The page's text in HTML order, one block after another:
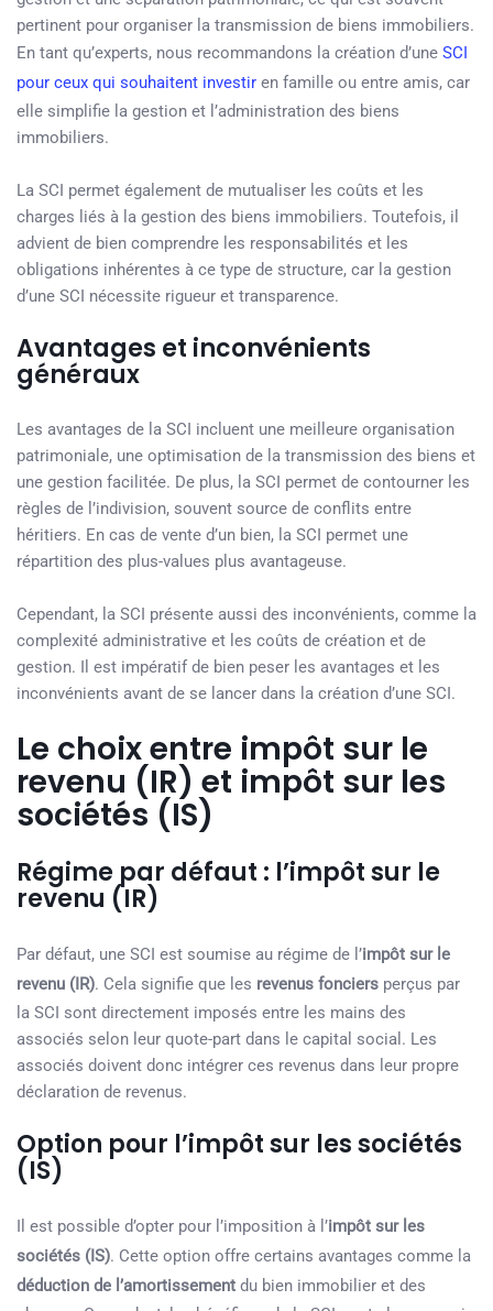
pertinent pour organiser la transmission de biens immobiliers.
En tant qu’experts, nous recommandons la création d’une SCI
pour ceux qui souhaitent investir en famille ou entre amis, car
elle simplifie la gestion et l’administration des biens
immobiliers.
La SCI permet également de mutualiser les coûts et les
charges liés à la gestion des biens immobiliers. Toutefois, il
advient de bien comprendre les responsabilités et les
obligations inhérentes à ce type de structure, car la gestion
d’une SCI nécessite rigueur et transparence.
Avantages et inconvénients
généraux
Les avantages de la SCI incluent une meilleure organisation
patrimoniale, une optimisation de la transmission des biens et
une gestion facilitée. De plus, la SCI permet de contourner les
règles de l’indivision, souvent source de conflits entre
héritiers. En cas de vente d’un bien, la SCI permet une
répartition des plus-values plus avantageuse.
Cependant, la SCI présente aussi des inconvénients, comme la
complexité administrative et les coûts de création et de
gestion. Il est impératif de bien peser les avantages et les
inconvénients avant de se lancer dans la création d’une SCI.
Le choix entre impôt sur le
revenu (IR) et impôt sur les
sociétés (IS)
Régime par défaut : l’impôt sur le
revenu (IR)
Par défaut, une SCI est soumise au régime de l’impôt sur le
revenu (IR). Cela signifie que les revenus fonciers perçus par
la SCI sont directement imposés entre les mains des
associés selon leur quote-part dans le capital social. Les
associés doivent donc intégrer ces revenus dans leur propre
déclaration de revenus.
Option pour l’impôt sur les sociétés
(IS)
Il est possible d’opter pour l’imposition à l’impôt sur les
sociétés (IS). Cette option offre certains avantages comme la
déduction de l’amortissement du bien immobilier et des